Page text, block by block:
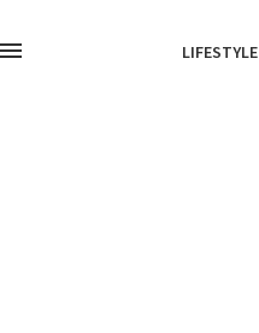
LIFESTYLE